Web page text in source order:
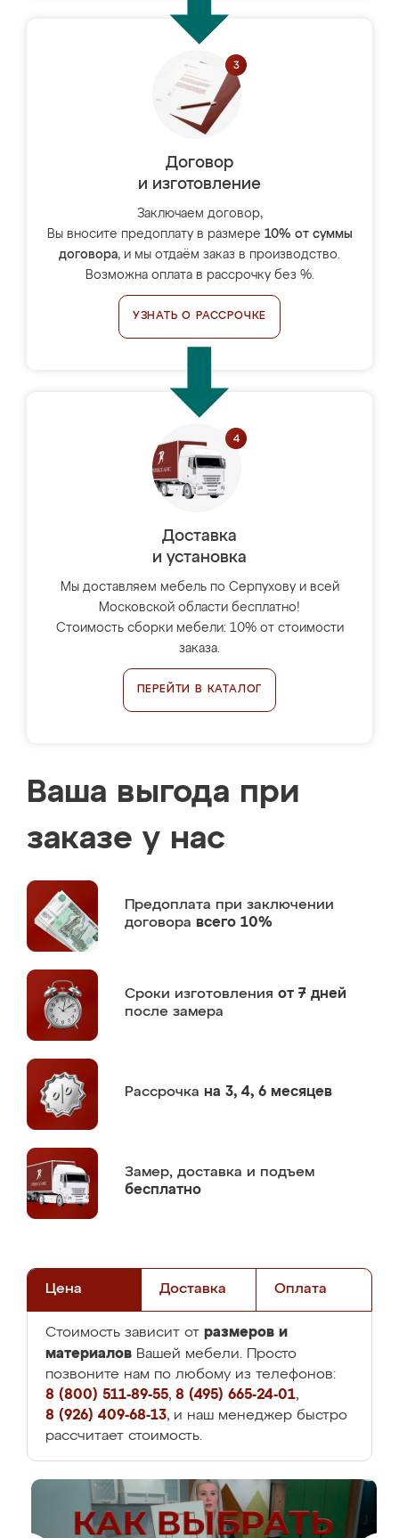
Договор
и изготовление
Заключаем договор,
Вы вносите предоплату в размере 10% от суммы
договора, и мы отдаём заказ в производство.
Возможна оплата в рассрочку без %.
УЗНАТЬ О РАССРОЧКЕ
Доставка
и установка
Мы доставляем мебель по Серпухову и всей
Московской области бесплатно!
Стоимость сборки мебели: 10% от стоимости
заказа.
ПЕРЕЙТИ В КАТАЛОГ
Ваша выгода при
заказе у нас
Предоплата при заключении
договора всего 10%
Сроки изготовления от 7 дней
после замера
Рассрочка на 3, 4, 6 месяцев
Замер, доставка и подъем
бесплатно
Цена Доставка Оплата
Стоимость зависит от размеров и
материалов Вашей мебели. Просто
позвоните нам по любому из телефонов:
8 (800) 511-89-55, 8 (495) 665-24-01,
8 (926) 409-68-13, и наш менеджер быстро
рассчитает стоимость.